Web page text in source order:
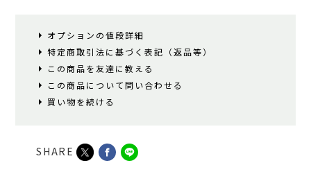
オプションの値段詳細
特定商取引法に基づく表記（返品等）
この商品を友達に教える
この商品について問い合わせる
買い物を続ける
SHARE